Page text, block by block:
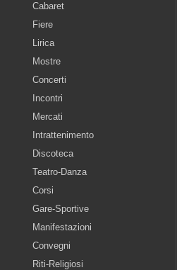
Cabaret
Fiere
Lirica
Mostre
Concerti
Incontri
Mercati
Intrattenimento
Discoteca
Teatro-Danza
Corsi
Gare-Sportive
Manifestazioni
Convegni
Riti-Religiosi